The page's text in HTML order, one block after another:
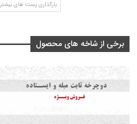
بارگذاری پست های بیشتر
برخی از شاخه های محصول